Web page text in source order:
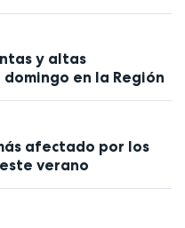
y altas
en la Región
afectado por los
verano